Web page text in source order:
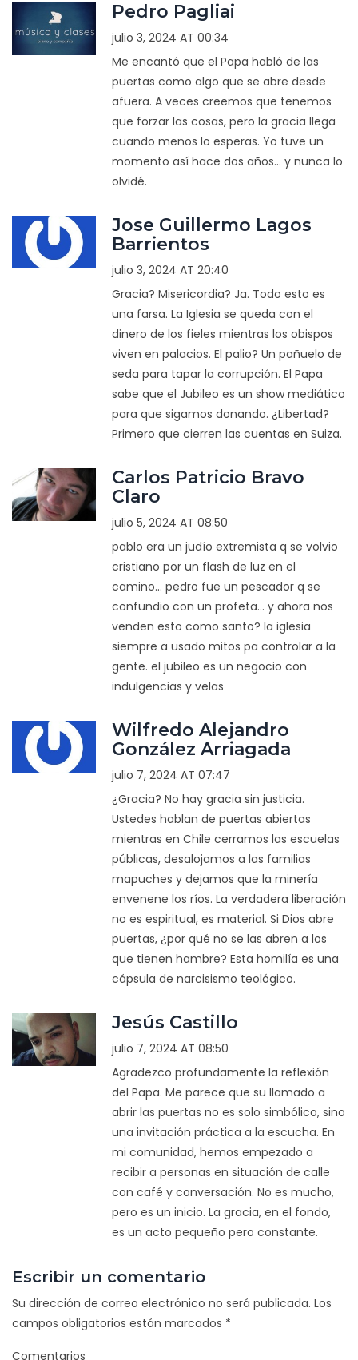
Pedro Pagliai
julio 3, 2024 AT 00:34
Me encantó que el Papa habló de las
puertas como algo que se abre desde
afuera. A veces creemos que tenemos
que forzar las cosas, pero la gracia llega
cuando menos lo esperas. Yo tuve un
momento así hace dos años... y nunca lo
olvidé.
Jose Guillermo Lagos
Barrientos
julio 3, 2024 AT 20:40
Gracia? Misericordia? Ja. Todo esto es
una farsa. La Iglesia se queda con el
dinero de los fieles mientras los obispos
viven en palacios. El palio? Un pañuelo de
seda para tapar la corrupción. El Papa
sabe que el Jubileo es un show mediático
para que sigamos donando. ¿Libertad?
Primero que cierren las cuentas en Suiza.
Carlos Patricio Bravo
Claro
julio 5, 2024 AT 08:50
pablo era un judío extremista q se volvio
cristiano por un flash de luz en el
camino... pedro fue un pescador q se
confundio con un profeta... y ahora nos
venden esto como santo? la iglesia
siempre a usado mitos pa controlar a la
gente. el jubileo es un negocio con
indulgencias y velas
Wilfredo Alejandro
González Arriagada
julio 7, 2024 AT 07:47
¿Gracia? No hay gracia sin justicia.
Ustedes hablan de puertas abiertas
mientras en Chile cerramos las escuelas
públicas, desalojamos a las familias
mapuches y dejamos que la minería
envenene los ríos. La verdadera liberación
no es espiritual, es material. Si Dios abre
puertas, ¿por qué no se las abren a los
que tienen hambre? Esta homilía es una
cápsula de narcisismo teológico.
Jesús Castillo
julio 7, 2024 AT 08:50
Agradezco profundamente la reflexión
del Papa. Me parece que su llamado a
abrir las puertas no es solo simbólico, sino
una invitación práctica a la escucha. En
mi comunidad, hemos empezado a
recibir a personas en situación de calle
con café y conversación. No es mucho,
pero es un inicio. La gracia, en el fondo,
es un acto pequeño pero constante.
Escribir un comentario
Su dirección de correo electrónico no será publicada. Los
campos obligatorios están marcados *
Comentarios